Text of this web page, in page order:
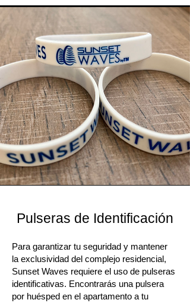
Pulseras de Identificación
Para garantizar tu seguridad y mantener
la exclusividad del complejo residencial,
Sunset Waves requiere el uso de pulseras
identificativas. Encontrarás una pulsera
por huésped en el apartamento a tu